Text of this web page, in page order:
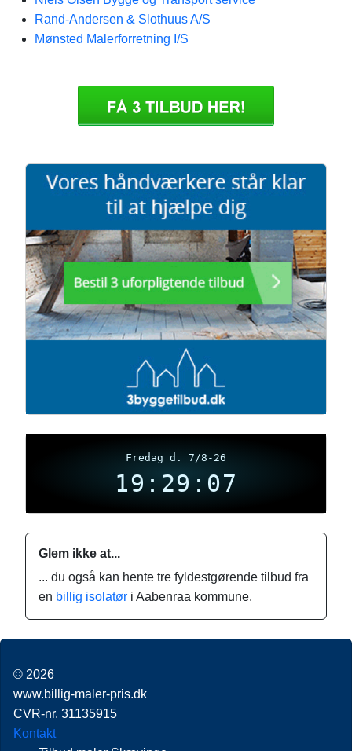
Rand-Andersen & Slothuus A/S
Mønsted Malerforretning I/S
Fredag d. 7/8-26
19:29:07
Glem ikke at...
... du også kan hente tre fyldestgørende tilbud fra
en billig isolatør i Aabenraa kommune.
© 2026
www.billig-maler-pris.dk
CVR-nr. 31135915
Kontakt